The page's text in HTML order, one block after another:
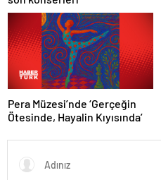
Pera Müzesi’nde ‘Gerçeğin
Ötesinde, Hayalin Kıyısında’